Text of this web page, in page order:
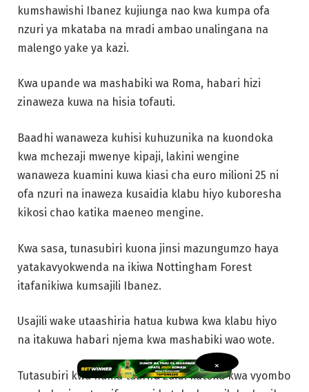
kumshawishi Ibanez kujiunga nao kwa kumpa ofa
nzuri ya mkataba na mradi ambao unalingana na
malengo yake ya kazi.
Kwa upande wa mashabiki wa Roma, habari hizi
zinaweza kuwa na hisia tofauti.
Baadhi wanaweza kuhisi kuhuzunika na kuondoka
kwa mchezaji mwenye kipaji, lakini wengine
wanaweza kuamini kuwa kiasi cha euro milioni 25 ni
ofa nzuri na inaweza kusaidia klabu hiyo kuboresha
kikosi chao katika maeneo mengine.
Kwa sasa, tunasubiri kuona jinsi mazungumzo haya
yatakavyokwenda na ikiwa Nottingham Forest
itafanikiwa kumsajili Ibanez.
Usajili wake utaashiria hatua kubwa kwa klabu hiyo
na itakuwa habari njema kwa mashabiki wao wote.
Tutasubiri kwa hamu taarifa zaidi kutoka kwa vyombo
×